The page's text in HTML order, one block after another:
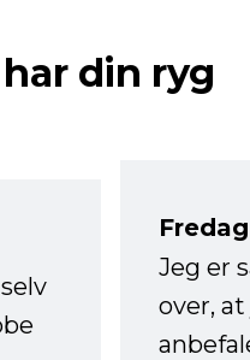
din ryg
Jeg er
over,